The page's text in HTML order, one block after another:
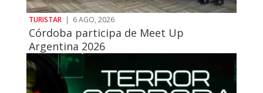
TURISTAR | 6 AGO, 2026
Córdoba participa de Meet Up
Argentina 2026